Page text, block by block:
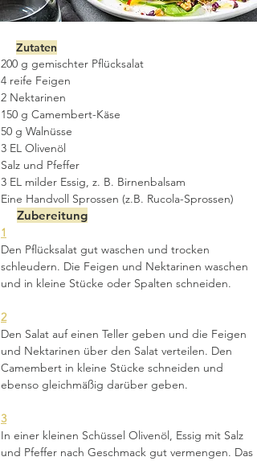
Zutaten
200 g gemischter Pflücksalat
4 reife Feigen
2 Nektarinen
150 g Camembert-Käse
50 g Walnüsse
3 EL Olivenöl
Salz und Pfeffer
3 EL milder Essig, z. B. Birnenbalsam
Eine Handvoll Sprossen (z.B. Rucola-Sprossen)
Zubereitung
1
Den Pflücksalat gut waschen und trocken
schleudern. Die Feigen und Nektarinen waschen
und in kleine Stücke oder Spalten schneiden.
2
Den Salat auf einen Teller geben und die Feigen
und Nektarinen über den Salat verteilen. Den
Camembert in kleine Stücke schneiden und
ebenso gleichmäßig darüber geben.
3
In einer kleinen Schüssel Olivenöl, Essig mit Salz
und Pfeffer nach Geschmack gut vermengen. Das